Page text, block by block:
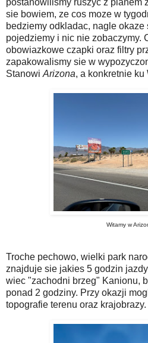
postanowilismy ruszyc z planem
sie bowiem, ze cos moze w
bedziemy odkladac, nagle
pojedziemy i nic nie zobaczymy.
obowiazkowe czapki oraz filtry
zapakowalismy sie w
Stanowi Arizona, a konkretnie
Witamy w
Troche pechowo, wielki park
znajduje sie jakies 5 godzin
wiec "zachodni brzeg" Kanionu,
ponad 2 godziny. Przy okazji
topografie terenu oraz krajobrazy.